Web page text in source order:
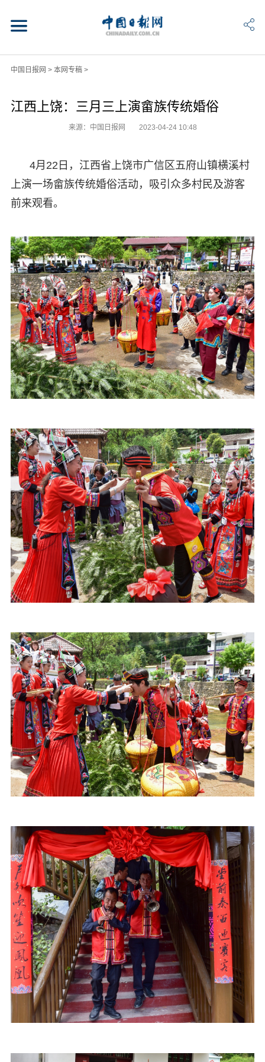
中国日报网 > 本网专稿>
江西上饶：三月三上演畲族传统婚俗
来源：中国日报网 2023-04-24 10:48
4月22日，江西省上饶市广信区五府山镇横溪村
上演一场畲族传统婚俗活动，吸引众多村民及游客
前来观看。